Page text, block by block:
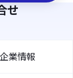
せ
企業情報